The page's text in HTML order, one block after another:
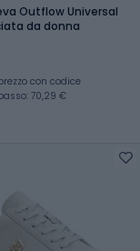
Outflow Universal
da donna
con codice
70,29 €